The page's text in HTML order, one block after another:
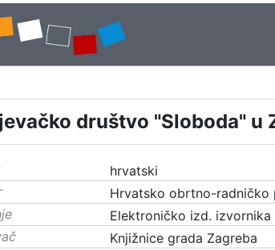
društvo "Sloboda" u
hrvatski
Hrvatsko obrtno-radničko
Elektroničko izd. izvornika
Knjižnice grada Zagreba